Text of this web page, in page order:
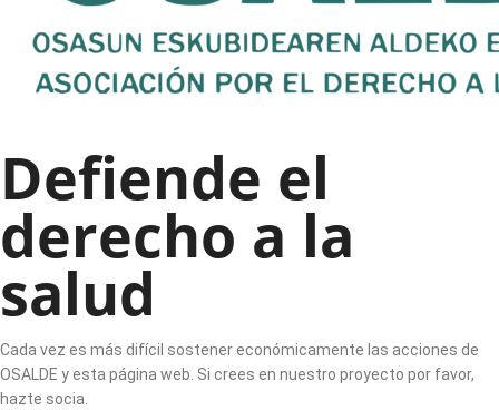
Defiende el
derecho a la
salud
Cada vez es más difícil sostener económicamente las acciones de
OSALDE y esta página web. Si crees en nuestro proyecto por favor,
hazte socia.